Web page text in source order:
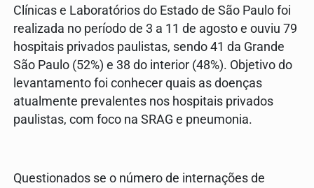
Clínicas e Laboratórios do Estado de São Paulo foi
realizada no período de 3 a 11 de agosto e ouviu 79
hospitais privados paulistas, sendo 41 da Grande
São Paulo (52%) e 38 do interior (48%). Objetivo do
levantamento foi conhecer quais as doenças
atualmente prevalentes nos hospitais privados
paulistas, com foco na SRAG e pneumonia.
Questionados se o número de internações de